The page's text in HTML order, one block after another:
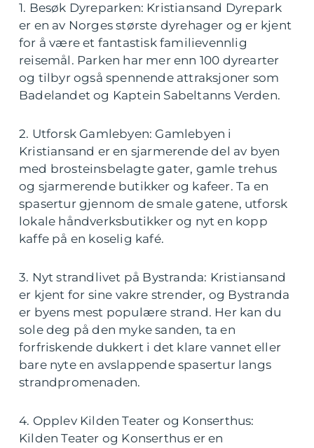
1. Besøk Dyreparken: Kristiansand Dyrepark
er en av Norges største dyrehager og er kjent
for å være et fantastisk familievennlig
reisemål. Parken har mer enn 100 dyrearter
og tilbyr også spennende attraksjoner som
Badelandet og Kaptein Sabeltanns Verden.
2. Utforsk Gamlebyen: Gamlebyen i
Kristiansand er en sjarmerende del av byen
med brosteinsbelagte gater, gamle trehus
og sjarmerende butikker og kafeer. Ta en
spasertur gjennom de smale gatene, utforsk
lokale håndverksbutikker og nyt en kopp
kaffe på en koselig kafé.
3. Nyt strandlivet på Bystranda: Kristiansand
er kjent for sine vakre strender, og Bystranda
er byens mest populære strand. Her kan du
sole deg på den myke sanden, ta en
forfriskende dukkert i det klare vannet eller
bare nyte en avslappende spasertur langs
strandpromenaden.
4. Opplev Kilden Teater og Konserthus:
Kilden Teater og Konserthus er en